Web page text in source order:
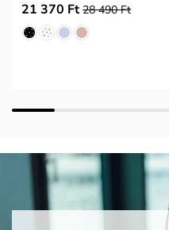
21 370 Ft 28 490 Ft